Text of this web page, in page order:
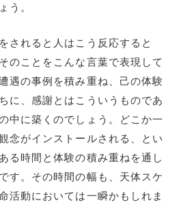
う。
されると人はこう反応すると
のことをこんな言葉で表現して
遇の事例を積み重ね、己の体験
に、感謝とはこういうものであ
中に築くのでしょう。どこか一
念がインストールされる、とい
る時間と体験の積み重ねを通し
す。その時間の幅も、天体スケ
活動においては一瞬かもしれま